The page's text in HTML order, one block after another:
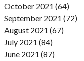
October 2021 (64)
September 2021 (72)
August 2021 (67)
July 2021 (84)
June 2021 (87)